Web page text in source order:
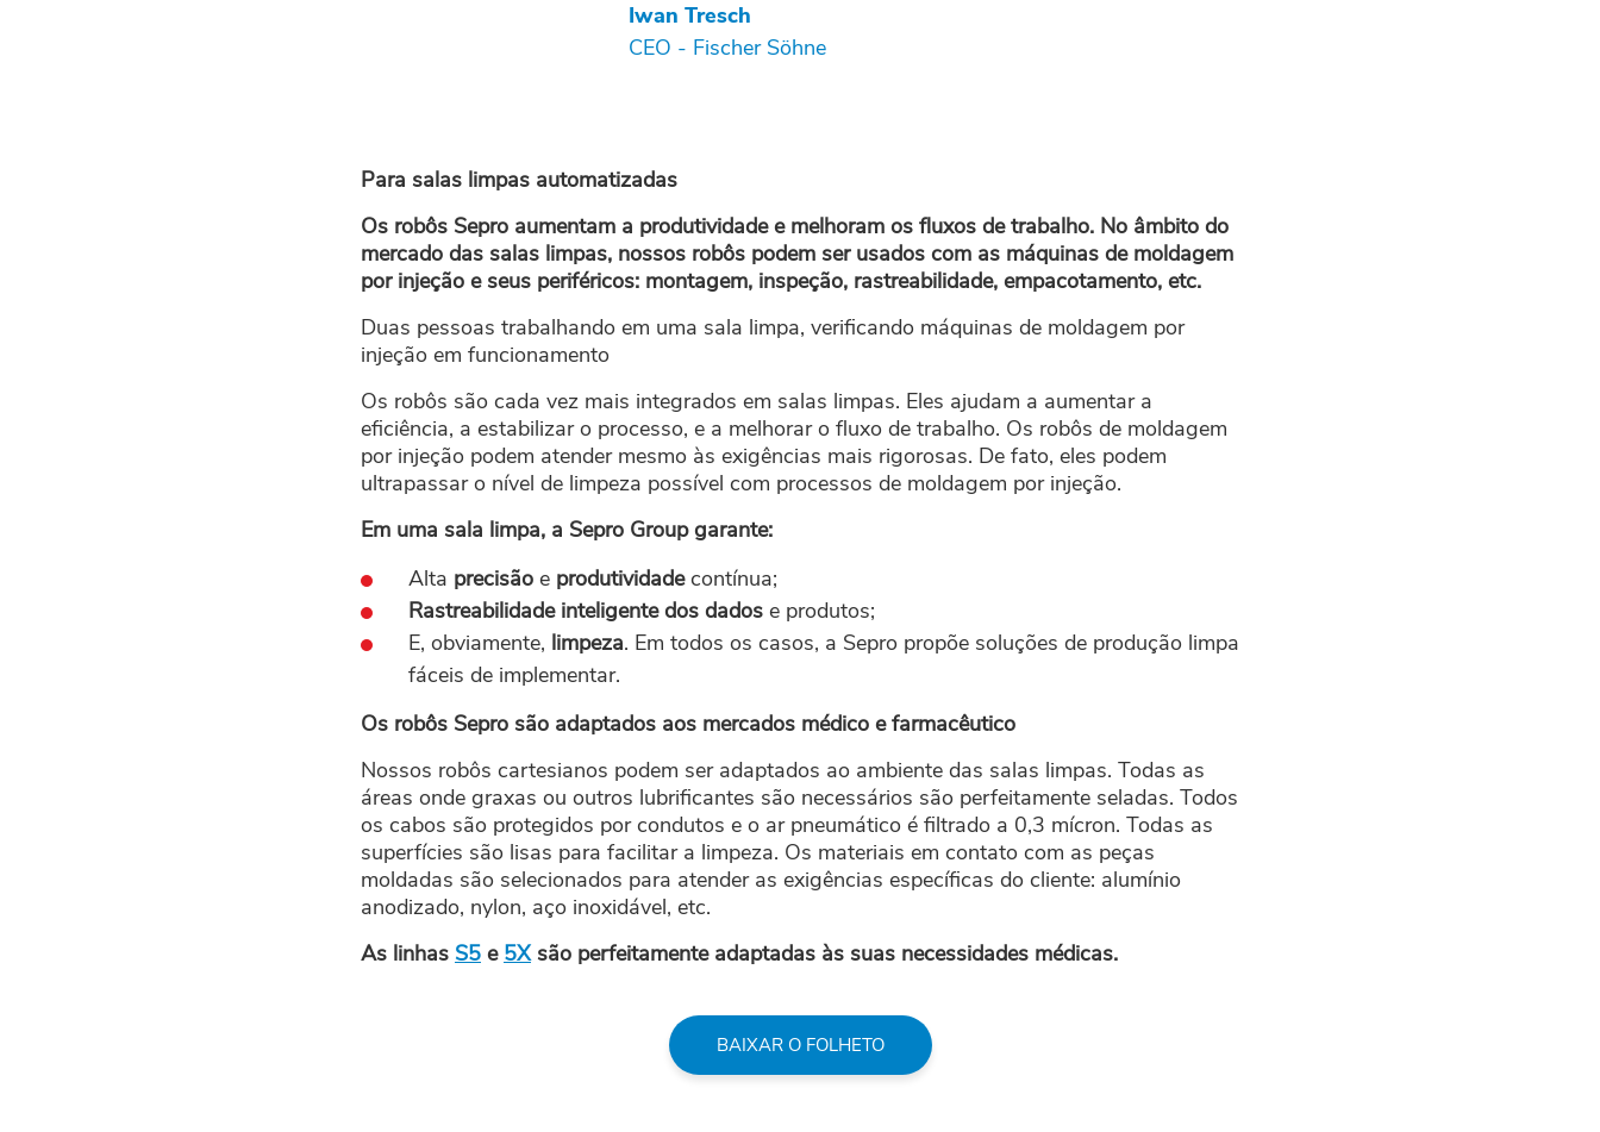
Iwan Tresch
CEO - Fischer Söhne
Para salas limpas automatizadas
Os robôs Sepro aumentam a produtividade e melhoram os fluxos de trabalho. No âmbito do
mercado das salas limpas, nossos robôs podem ser usados com as máquinas de moldagem
por injeção e seus periféricos: montagem, inspeção, rastreabilidade, empacotamento, etc.
Duas pessoas trabalhando em uma sala limpa, verificando máquinas de moldagem por
injeção em funcionamento
Os robôs são cada vez mais integrados em salas limpas. Eles ajudam a aumentar a
eficiência, a estabilizar o processo, e a melhorar o fluxo de trabalho. Os robôs de moldagem
por injeção podem atender mesmo às exigências mais rigorosas. De fato, eles podem
ultrapassar o nível de limpeza possível com processos de moldagem por injeção.
Em uma sala limpa, a Sepro Group garante:
Alta precisão e produtividadecontínua;
Rastreabilidade inteligente dos dados e produtos;
E, obviamente, limpeza. Em todos os casos, a Sepro propõe soluções de produção limpa
fáceis de implementar.
Os robôs Sepro são adaptados aos mercados médico e farmacêutico
Nossos robôs cartesianos podem ser adaptados ao ambiente das salas limpas. Todas as
áreas onde graxas ou outros lubrificantes são necessários são perfeitamente seladas. Todos
os cabos são protegidos por condutos e o ar pneumático é filtrado a 0,3 mícron. Todas as
superfícies são lisas para facilitar a limpeza. Os materiais em contato com as peças
moldadas são selecionados para atender as exigências específicas do cliente: alumínio
anodizado, nylon, aço inoxidável, etc.
As linhas S5 e 5Xsão perfeitamente adaptadas às suas necessidades médicas.
BAIXAR O FOLHETO